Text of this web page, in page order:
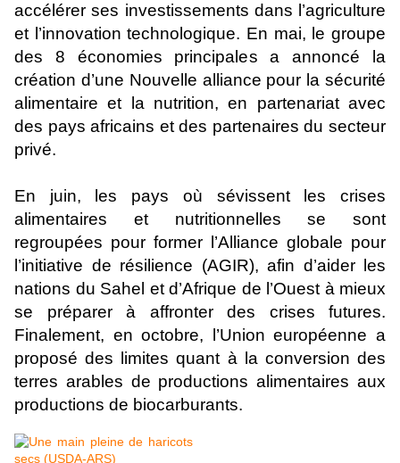
accélérer ses investissements dans l’agriculture
et l’innovation technologique. En mai, le groupe
des 8 économies principales a annoncé la
création d’une Nouvelle alliance pour la sécurité
alimentaire et la nutrition, en partenariat avec
des pays africains et des partenaires du secteur
privé.
En juin, les pays où sévissent les crises
alimentaires et nutritionnelles se sont
regroupées pour former l’Alliance globale pour
l’initiative de résilience (AGIR), afin d’aider les
nations du Sahel et d’Afrique de l’Ouest à mieux
se préparer à affronter des crises futures.
Finalement, en octobre, l’Union européenne a
proposé des limites quant à la conversion des
terres arables de productions alimentaires aux
productions de biocarburants.